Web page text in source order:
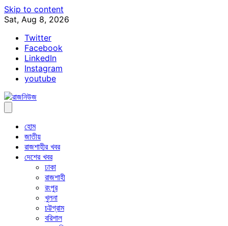
Skip to content
Sat, Aug 8, 2026
Twitter
Facebook
LinkedIn
Instagram
youtube
হোম
জাতীয়
রাজশাহীর খবর
দেশের খবর
ঢাকা
রাজশাহী
রংপুর
খুলনা
চট্টগ্রাম
বরিশাল